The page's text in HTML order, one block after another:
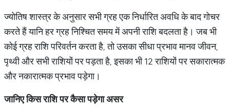
ज्‍योतिष शास्‍त्र के अनुसार सभी ग्रह एक निर्धारित अवधि के बाद गोचर
करते हैं यानि हर ग्रह निश्चित समय में अपनी राशि बदलता है। जब भी
कोई ग्रह राशि परिवर्तन करता है, तो उसका सीधा प्रभाव मानव जीवन,
पृथ्वी और सभी राशियों पर पड़ता है, इसका भी 12 राशियों पर सकारात्मक
और नकारात्मक प्रभाव पड़ेगा।
जानिएकिसराशिपरकैसापड़ेगाअसर